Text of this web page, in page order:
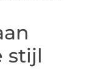
stijl